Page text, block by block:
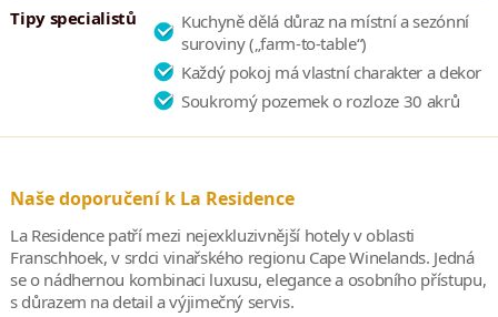
Tipy specialistů
Kuchyně dělá důraz na místní a sezónní
suroviny („farm-to-table“)
Každý pokoj má vlastní charakter a dekor
Soukromý pozemek o rozloze 30 akrů
Naše doporučení k La Residence
La Residence patří mezi nejexkluzivnější hotely v oblasti
Franschhoek, v srdci vinařského regionu Cape Winelands. Jedná
se o nádhernou kombinaci luxusu, elegance a osobního přístupu,
s důrazem na detail a výjimečný servis.